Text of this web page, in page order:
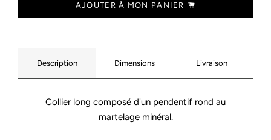
AJOUTER À MON PANIER
Description Dimensions Livraison
Collier long composé d'un pendentif rond au
martelage minéral.